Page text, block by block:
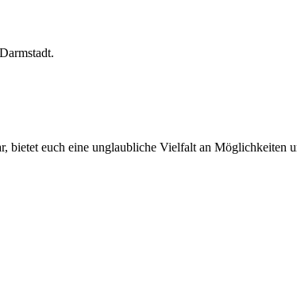
bietet euch eine unglaubliche Vielfalt an Möglichkeiten